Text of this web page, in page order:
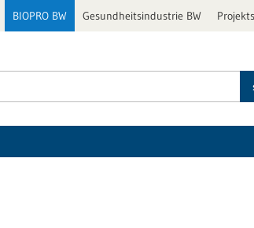
BIOPRO BW Gesundheitsindustrie BW